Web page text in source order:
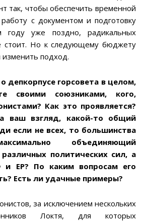
так, чтобы обеспечить временной
с документом и подготовку
году уже поздно, радикальных
стоит. Но к следующему бюджету
изменить подход.
депкорпусе горсовета в целом,
своими союзниками, кого,
? Как это проявляется?
ваш взгляд, какой-то общий
если не всех, то большинства
объединяющий
политических сил, а
и ЕР? По каким вопросам его
? Есть ли удачные примеры?
за исключением нескольких
Локтя, для которых